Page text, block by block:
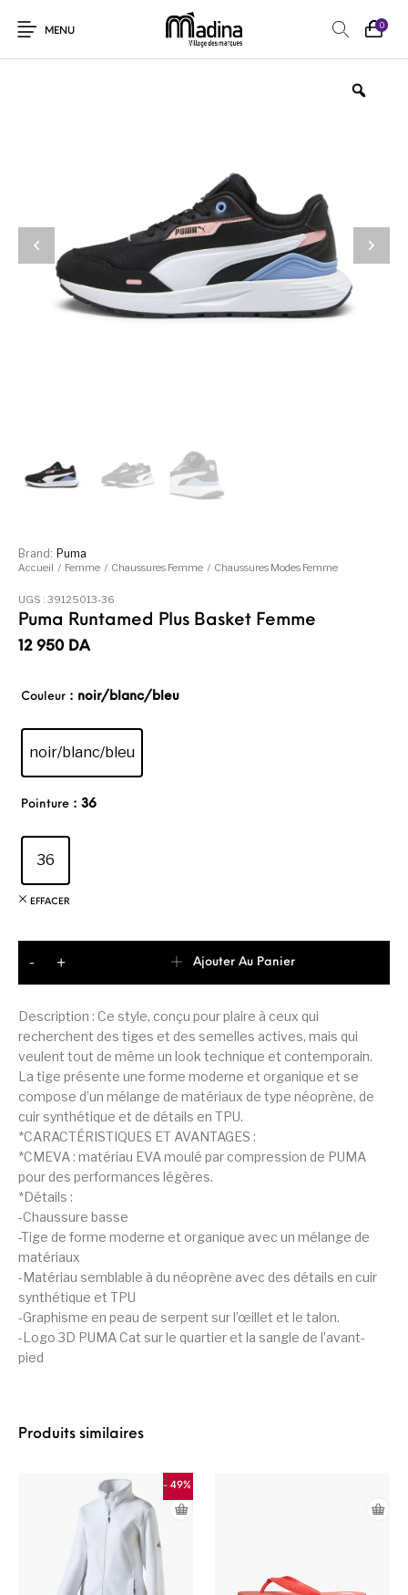
MENU
0
Accueil / Femme / Chaussures Femme / Chaussures Modes Femme
Puma Runtamed Plus Basket Femme
12 950 DA
Description : Ce style, conçu pour plaire à ceux qui
recherchent des tiges et des semelles actives, mais qui
veulent tout de même un look technique et contemporain.
La tige présente une forme moderne et organique et se
compose d’un mélange de matériaux de type néoprène, de
cuir synthétique et de détails en TPU.
*CARACTÉRISTIQUES ET AVANTAGES :
*CMEVA : matériau EVA moulé par compression de PUMA
pour des performances légères.
*Détails :
-Chaussure basse
-Tige de forme moderne et organique avec un mélange de
matériaux
-Matériau semblable à du néoprène avec des détails en cuir
synthétique et TPU
-Graphisme en peau de serpent sur l’œillet et le talon.
-Logo 3D PUMA Cat sur le quartier et la sangle de l’avant-
pied
Couleur : noir/blanc/bleu
noir/blanc/bleu
Pointure : 36
36
EFFACER
-
+
Ajouter Au Panier
UGS :39125013-36
Brand: Puma
Produits similaires
- 49%